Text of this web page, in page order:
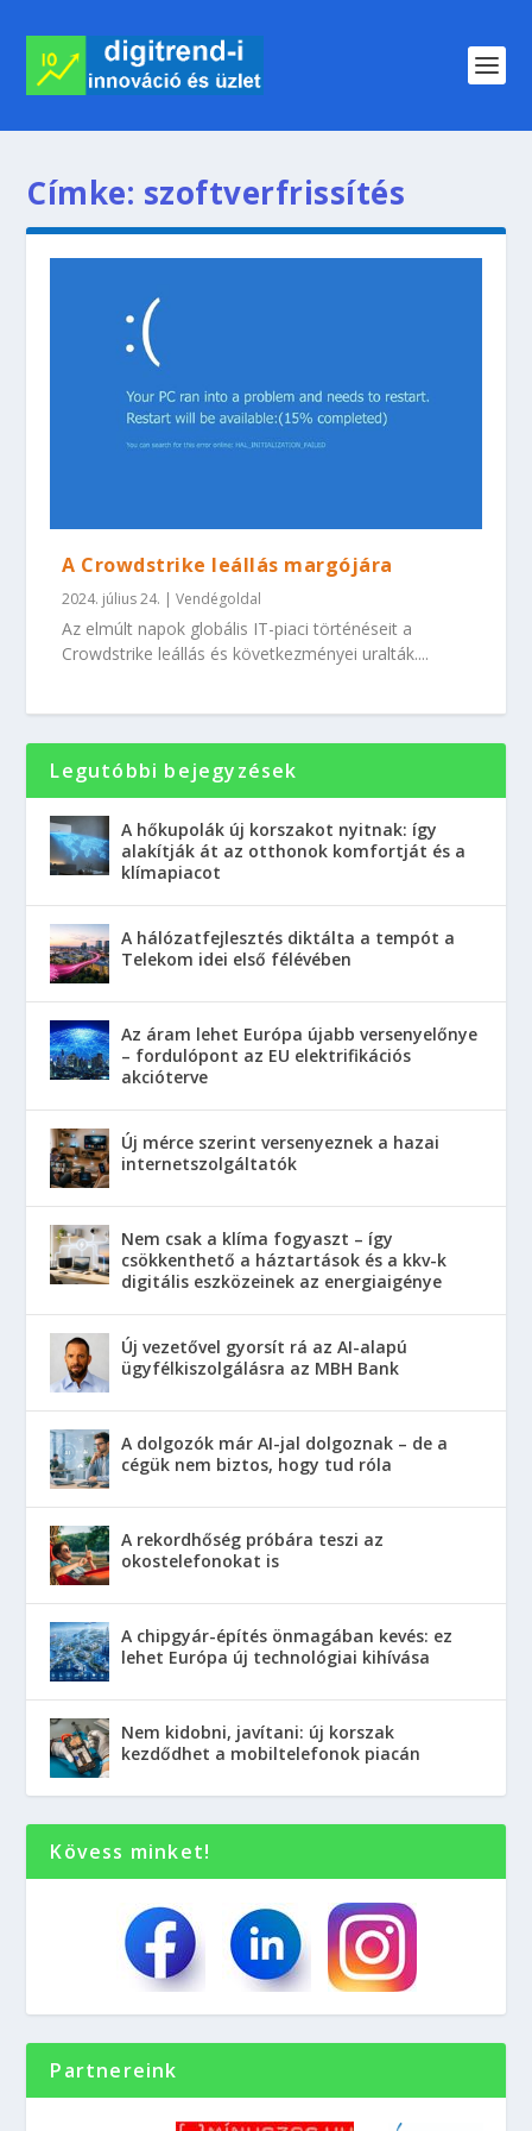
Címke: szoftverfrissítés
A Crowdstrike leállás margójára
2024. július 24. |Vendégoldal
Az elmúlt napok globális IT-piaci történéseit a
Crowdstrike leállás és következményei uralták....
Legutóbbi bejegyzések
A hőkupolák új korszakot nyitnak: így
alakítják át az otthonok komfortját és a
klímapiacot
A hálózatfejlesztés diktálta a tempót a
Telekom idei első félévében
Az áram lehet Európa újabb versenyelőnye
– fordulópont az EU elektrifikációs
akcióterve
Új mérce szerint versenyeznek a hazai
internetszolgáltatók
Nem csak a klíma fogyaszt – így
csökkenthető a háztartások és a kkv-k
digitális eszközeinek az energiaigénye
Új vezetővel gyorsít rá az AI-alapú
ügyfélkiszolgálásra az MBH Bank
A dolgozók már AI-jal dolgoznak – de a
cégük nem biztos, hogy tud róla
A rekordhőség próbára teszi az
okostelefonokat is
A chipgyár-építés önmagában kevés: ez
lehet Európa új technológiai kihívása
Nem kidobni, javítani: új korszak
kezdődhet a mobiltelefonok piacán
Kövess minket!
Partnereink